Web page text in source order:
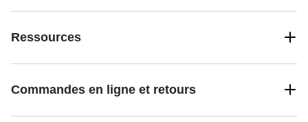
Ressources
Commandes en ligne et retours